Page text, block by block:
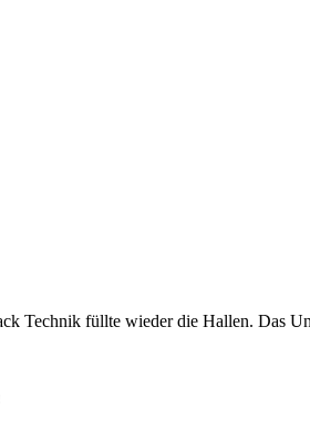
Technik füllte wieder die Hallen. Das